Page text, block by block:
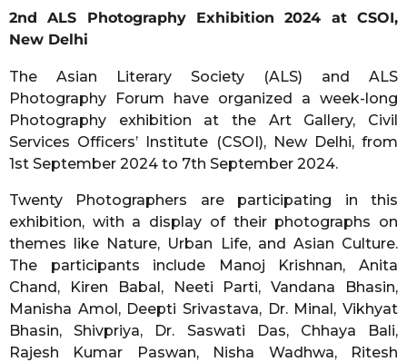
r
s
g
o
o
2nd ALS Photography Exhibition 2024 at CSOI,
New Delhi
The Asian Literary Society (ALS) and ALS
Photography Forum have organized a week-long
Photography exhibition at the Art Gallery, Civil
Services Officers’ Institute (CSOI), New Delhi, from
1st September 2024 to 7th September 2024.
Twenty Photographers are participating in this
exhibition, with a display of their photographs on
themes like Nature, Urban Life, and Asian Culture.
The participants include Manoj Krishnan, Anita
Chand, Kiren Babal, Neeti Parti, Vandana Bhasin,
Manisha Amol, Deepti Srivastava, Dr. Minal, Vikhyat
Bhasin, Shivpriya, Dr. Saswati Das, Chhaya Bali,
Rajesh Kumar Paswan, Nisha Wadhwa, Ritesh